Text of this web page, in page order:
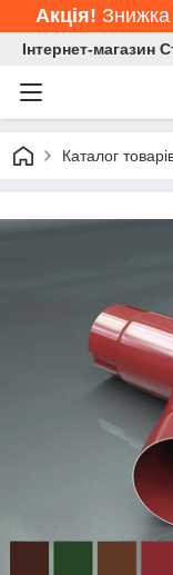
Акція! Знижка
Інтернет-магазин
Каталог